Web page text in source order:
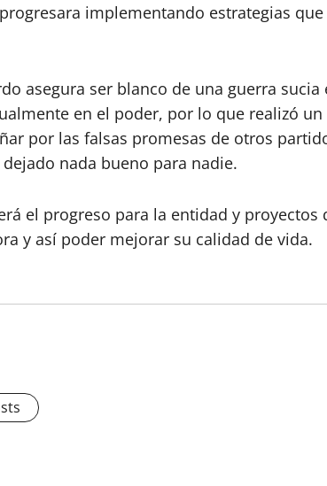
implementando estrategias
asegura ser blanco de una guerra
en el poder, por lo que realizó
por las falsas promesas de otros
nada bueno para nadie.
el progreso para la entidad y proyectos
y así poder mejorar su calidad de vida.